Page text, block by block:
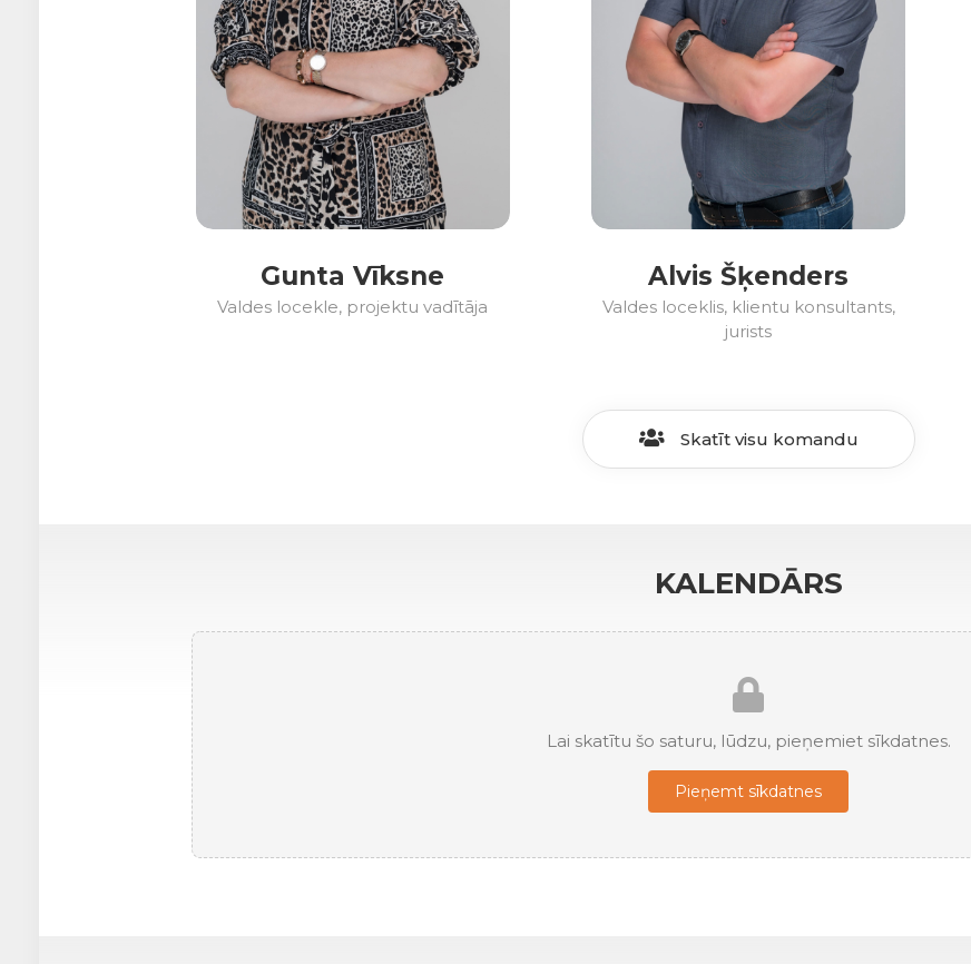
Gunta Vīksne
Valdes locekle, projektu vadītāja
Alvis Šķenders
Valdes loceklis, klientu konsultants,
jurists
Skatīt visu komandu
KALENDĀRS
Lai skatītu šo saturu, lūdzu, pieņemiet sīkdatnes.
Pieņemt sīkdatnes